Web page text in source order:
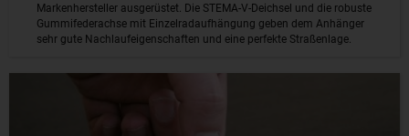
Markenhersteller ausgerüstet. Die STEMA-V-Deichsel und die robuste
Gummifederachse mit Einzelradaufhängung geben dem Anhänger
sehr gute Nachlaufeigenschaften und eine perfekte Straßenlage.